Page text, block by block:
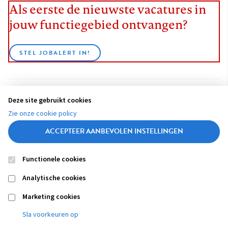
Als eerste de nieuwste vacatures in
jouw functiegebied ontvangen?
STEL JOBALERT IN!
BEKIJK ALLE VACATURES
Footer
navigation
Deze site gebruikt cookies
Zie onze cookie policy
ACCEPTEER AANBEVOLEN INSTELLINGEN
Functionele cookies
Analytische cookies
Marketing cookies
Sla voorkeuren op